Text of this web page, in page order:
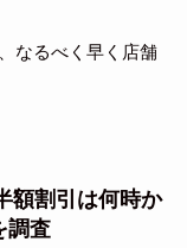
なるべく早く店舗
額割引は何時か
調査